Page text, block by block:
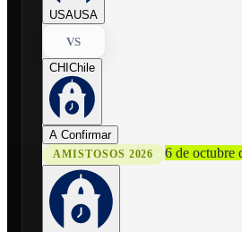
USAUSA
VS
CHI Chile
A Confirmar
AMISTOSOS 2026 6 de octubre